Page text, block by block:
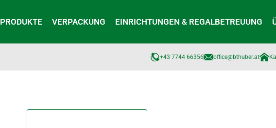
PRODUKTE VERPACKUNG EINRICHTUNGEN & REGALBETREUUNG
+43 7744 66356 office@bthuber.at​